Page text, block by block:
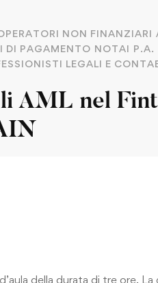
NON FINANZIARI
DI PAGAMENTO NOTAI P.A.
LEGALI E
AML nel
della durata di tre ore.